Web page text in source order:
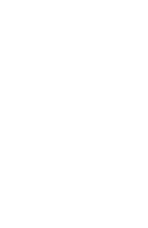
Diabetesmedikamente
Regierungspräsidium
Fälschungen dürfen